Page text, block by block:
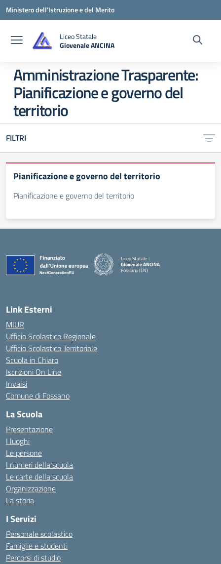
Vai ai contenuti
Vai al menu di navigazione
Vai al footer
Ministero dell'Istruzione e del Merito
Liceo Statale
Giovenale ANCINA
Amministrazione Trasparente:
Pianificazione e governo del
territorio
FILTRI
Pianificazione e governo del territorio
Pianificazione e governo del territorio
Liceo Statale
Giovenale ANCINA
Fossano (CN)
Link Esterni
MIUR
Ufficio Scolastico Regionale
Ufficio Scolastico Territoriale
Scuola in Chiaro
Iscrizioni On Line
Invalsi
Comune di Fossano
La Scuola
Presentazione
I luoghi
Le persone
I numeri della scuola
Le carte della scuola
Organizzazione
La storia
I Servizi
Personale scolastico
Famiglie e studenti
Percorsi di studio